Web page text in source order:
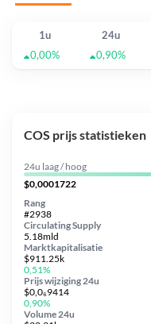
1u 24u
0,00%
0,90%
COS prijs statistieken
24u laag / hoog
$0,0001722
Circulating Supply
5.18mld
Prijs wijziging 24u
$0,0₆9414
0,90%
Marktkapitalisatie
$911.25k
0,51%
Volume 24u
Rang
#2938